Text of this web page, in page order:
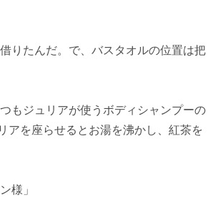
りたんだ。で、バスタオルの位置は把
もジュリアが使うボディシャンプーの
アを座らせるとお湯を沸かし、紅茶を
様」